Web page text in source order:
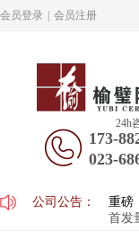
24h
173-
023-
会员登录 会员注册
公司公告： 重磅
首发